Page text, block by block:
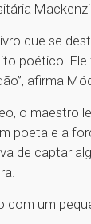
que se
poético.
afirma
o maestro
poeta e a
de captar
com um